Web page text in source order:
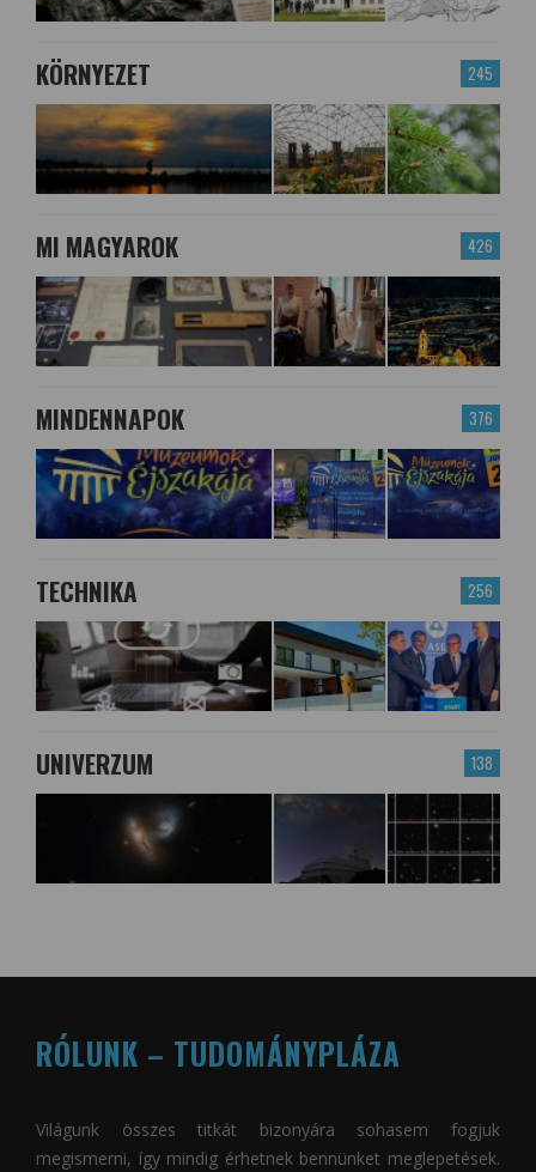
245
KÖRNYEZET
426
MI MAGYAROK
376
MINDENNAPOK
256
TECHNIKA
138
UNIVERZUM
RÓLUNK – TUDOMÁNYPLÁZA
Világunk összes titkát bizonyára sohasem fogjuk
megismerni, így mindig érhetnek bennünket meglepetések.